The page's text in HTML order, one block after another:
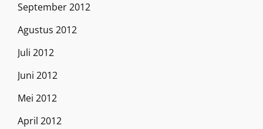
September 2012
Agustus 2012
Juli 2012
Juni 2012
Mei 2012
April 2012